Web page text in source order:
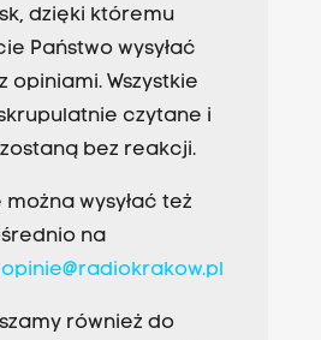
dzięki któremu
Państwo wysyłać
opiniami. Wszystkie
czytane i
bez reakcji.
można wysyłać też
na
opinie@radiokrakow.pl
również do